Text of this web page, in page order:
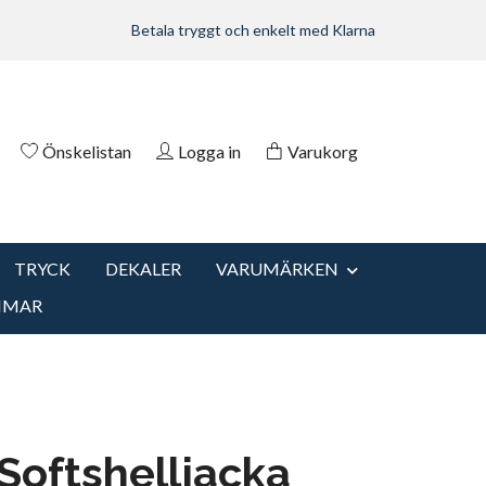
Betala tryggt och enkelt med Klarna
Önskelistan Logga in Varukorg
TRYCK DEKALER
VARUMÄRKEN